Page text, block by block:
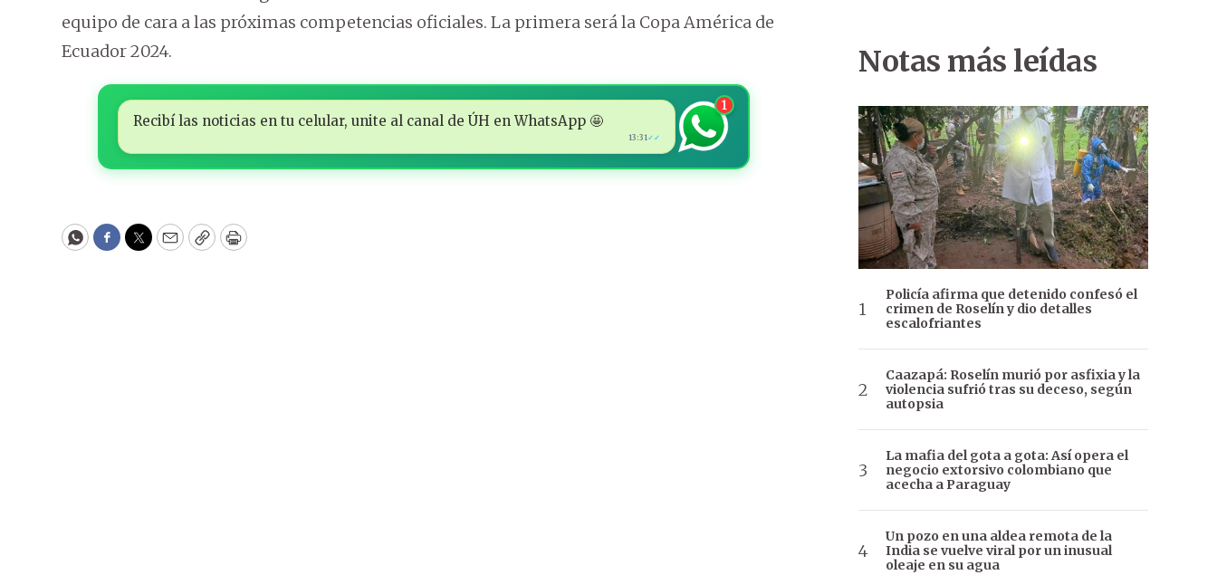
equipo de cara a las próximas competencias oficiales. La primera será la Copa América de
Ecuador 2024.
Recibí las noticias en tu celular, unite al canal de ÚH en WhatsApp 🤩
13:31✓✓
1
WhatsApp
Facebook
Twitter
EmailCopyPrint
Notas más leídas
Policía afirma que detenido confesó el
crimen de Roselín y dio detalles
escalofriantes
Caazapá: Roselín murió por asfixia y la
violencia sufrió tras su deceso, según
autopsia
La mafia del gota a gota: Así opera el
negocio extorsivo colombiano que
acecha a Paraguay
Un pozo en una aldea remota de la
India se vuelve viral por un inusual
oleaje en su agua